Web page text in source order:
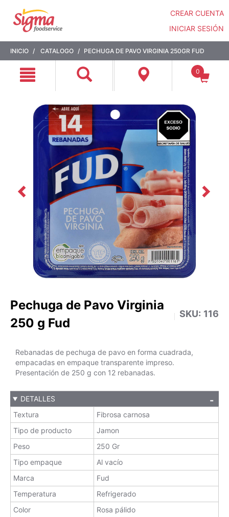
CREAR CUENTA
INICIAR SESIÓN
contenido
INICIO CATALOGO PECHUGA DE PAVO VIRGINIA 250GR FUD
0
Pechuga de Pavo Virginia
250 g Fud
SKU: 116
Rebanadas de pechuga de pavo en forma cuadrada,
empacadas en empaque transparente impreso.
Presentación de 250 g con 12 rebanadas.
DETALLES
Textura
Fibrosa carnosa
Tipo de producto
Jamon
Peso
250 Gr
Tipo empaque
Al vacío
Marca
Fud
Temperatura
Refrigerado
Color
Rosa pálido